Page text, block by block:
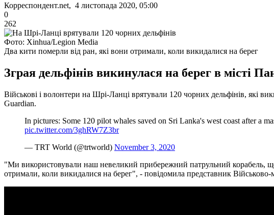
Корреспондент.net, 4 листопада 2020, 05:00
0
262
Фото: Xinhua/Legion Media
Два кити померли від ран, які вони отримали, коли викидалися на берег
Зграя дельфінів викинулася на берег в місті
Військові і волонтери на Шрі-Ланці врятували 120 чорних дельфінів, які
Guardian.
In pictures: Some 120 pilot whales saved on Sri Lanka's west coast after a
pic.twitter.com/3ghRW7Z3br
— TRT World (@trtworld) November 3, 2020
"Ми використовували наш невеликий прибережний патрульний корабель,
отримали, коли викидалися на берег", - повідомила представник Військово-